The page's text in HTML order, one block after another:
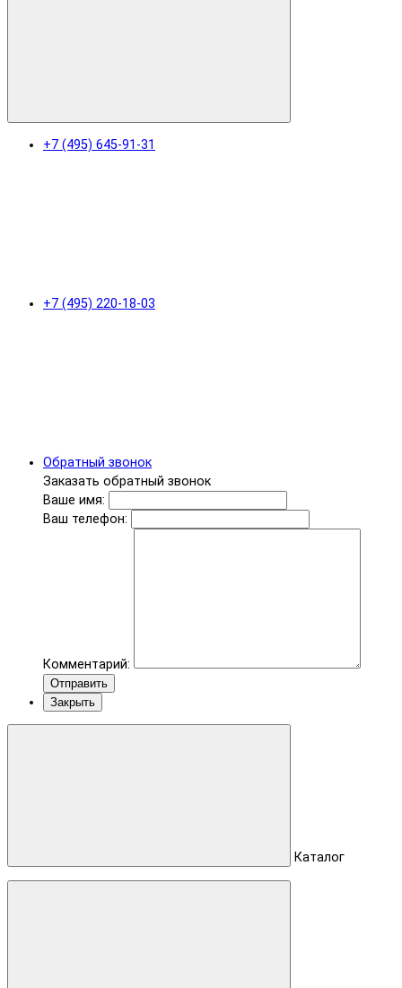
+7 (495) 645-91-31
+7 (495) 220-18-03
Обратный звонок
Заказать обратный звонок
Ваше имя:
Ваш телефон:
Комментарий:
Отправить
Закрыть
Каталог